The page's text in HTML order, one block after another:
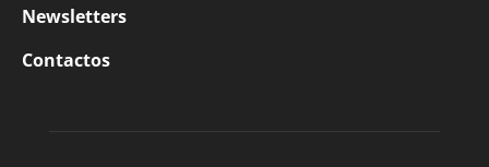
Newsletters
Contactos